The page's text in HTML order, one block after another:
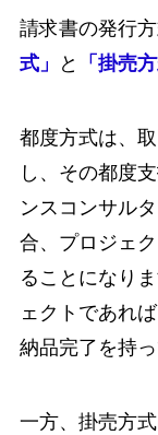
請求書の発行
式」
と 「掛売方
都度方式は、
し、その都度
ンスコンサル
合、プロジェ
ることになり
ェクトであれ
納品完了を持
一方、掛売方